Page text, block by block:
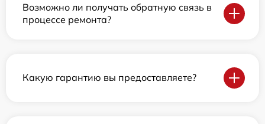
Возможно ли получать обратную связь в
процессе ремонта?
Какую гарантию вы предоставляете?